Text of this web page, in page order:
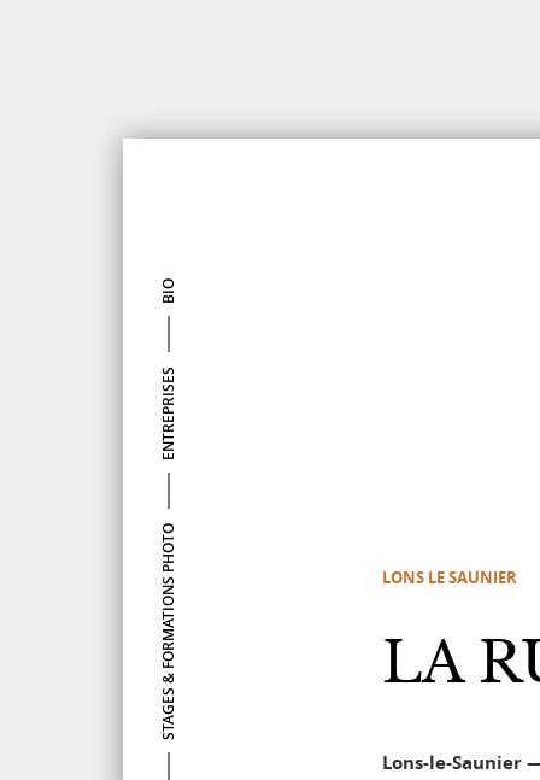
BIO
ENTREPRISES
STAGES & FORMATIONS PHOTO LONS LESAUNIER
LA
Lons-le-Saunier